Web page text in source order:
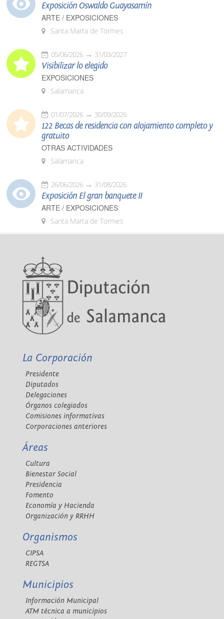
Exposición Oswaldo Guayasamín
ARTE / EXPOSICIONES
Santa Marta de Tormes
05/06/2026 31/03/2027
Visibilizar lo elegido
EXPOSICIONES
Salamanca
01/07/2026 30/09/2026
122 Becas de residencia con alojamiento completo y
gratuito
OTRAS ACTIVIDADES
Salamanca
26/06/2026 31/08/2026
Exposición El gran banquete II
ARTE / EXPOSICIONES
Santa Marta de Tormes
La Corporación
Presidente
Diputados
Delegaciones
Órganos colegiados
Comisiones informativas
Corporaciones anteriores
Áreas
Cultura
Bienestar Social
Presidencia
Fomento
Economía y Hacienda
Organización y RRHH
Organismos
CIPSA
REGTSA
Municipios
Información Municipal
ATM técnica a municipios